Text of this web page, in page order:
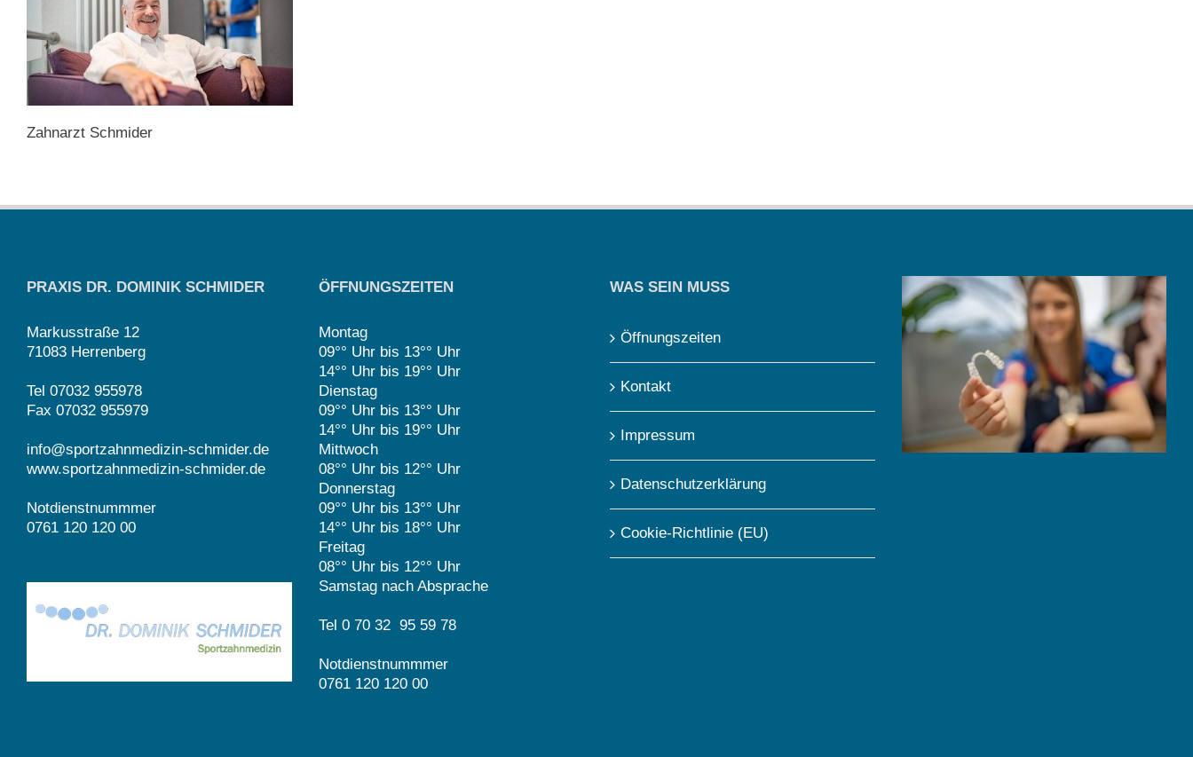
Zahnarzt Schmider
PRAXIS DR. DOMINIK SCHMIDER
Markusstraße 12
71083 Herrenberg
Tel 07032 955978
Fax 07032 955979
info@sportzahnmedizin-schmider.de
www.sportzahnmedizin-schmider.de
Notdienstnummmer
0761 120 120 00
ÖFFNUNGSZEITEN
Montag
09°° Uhr bis 13°° Uhr
14°° Uhr bis 19°° Uhr
Dienstag
09°° Uhr bis 13°° Uhr
14°° Uhr bis 19°° Uhr
Mittwoch
08°° Uhr bis 12°° Uhr
Donnerstag
09°° Uhr bis 13°° Uhr
14°° Uhr bis 18°° Uhr
Freitag
08°° Uhr bis 12°° Uhr
Samstag nach Absprache
Tel 0 70 32 95 59 78
Notdienstnummmer
0761 120 120 00
WAS SEIN MUSS
Öffnungszeiten
Kontakt
Impressum
Datenschutzerklärung
Cookie-Richtlinie (EU)